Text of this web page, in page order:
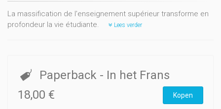
La massification de l'enseignement supérieur transforme en
profondeur la vie étudiante.
Lees verder
Paperback - In het Frans
18,00 €
Kopen